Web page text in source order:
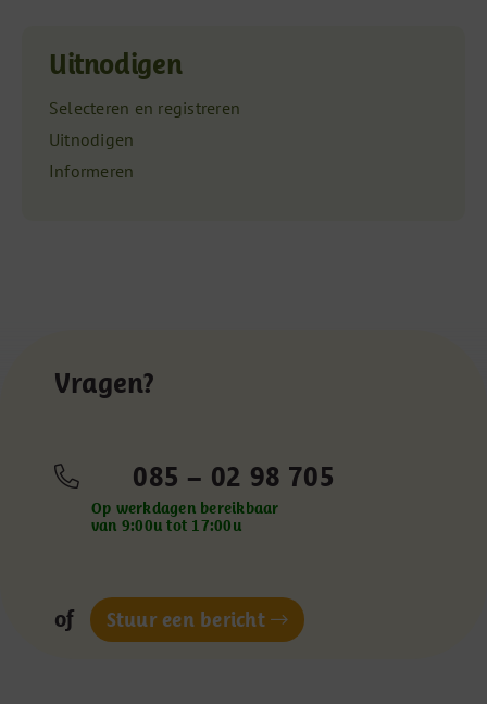
Uitnodigen
Selecteren en registreren
Uitnodigen
Informeren
Vragen?
085 – 02 98 705
Op werkdagen bereikbaar
van 9:00u tot 17:00u
of Stuur een bericht